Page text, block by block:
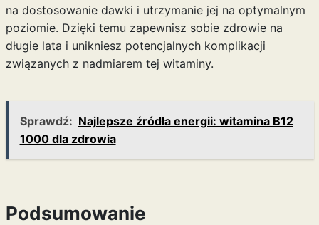
na dostosowanie dawki i utrzymanie jej na optymalnym
poziomie. Dzięki temu zapewnisz sobie zdrowie na
długie lata i unikniesz potencjalnych komplikacji
związanych z nadmiarem tej witaminy.
Sprawdź: Najlepsze źródła energii: witamina B12
1000 dla zdrowia
Podsumowanie